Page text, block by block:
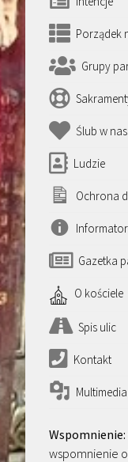
Porządek
Grupy
Ślub w
Ludzie
Ochrona
Gazetka
O kościele
Spis ulic
Kontakt
Multimedia
wspomnienie